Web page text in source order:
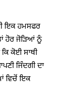
ਇਕ ਹਮਸਫਰ
ਹੋਰ ਜੋੜਿਆਂ ਨੂੰ
ਕੋਈ ਸਾਥੀ
ਜਿੰਦਗੀ ਦਾ
ਵਿਚੋਂ ਇਕ